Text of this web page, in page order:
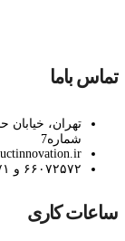
تماس باما
تهران، خیابان
شماره7
۶۶۰۷۲۵۷۲ و ۶۶۰۷۲۵۷۱-۰۲۱
ساعات کاری